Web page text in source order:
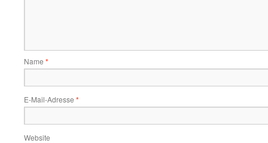
Name *
E-Mail-Adresse *
Website